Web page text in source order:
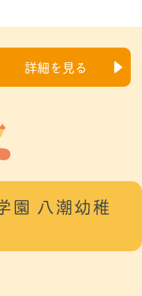
詳細を見る
園 八潮幼稚